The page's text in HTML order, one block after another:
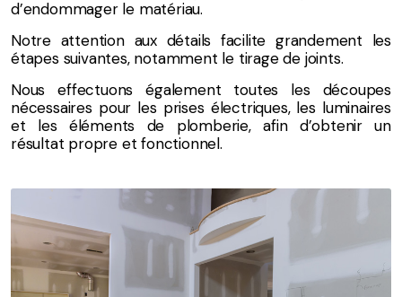
d’endommager le matériau.
Notre attention aux détails facilite grandement les
étapes suivantes, notamment le tirage de joints.
Nous effectuons également toutes les découpes
nécessaires pour les prises électriques, les luminaires
et les éléments de plomberie, afin d’obtenir un
résultat propre et fonctionnel.